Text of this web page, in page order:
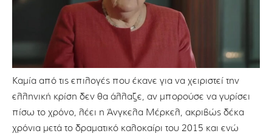
Καμία από τις επιλογές που έκανε για να χειριστεί την
ελληνική κρίση δεν θα άλλαζε, αν μπορούσε να γυρίσει
πίσω το χρόνο, λέει η Άνγκελα Μέρκελ, ακριβώς δέκα
χρόνια μετά το δραματικό καλοκαίρι του 2015 και ενώ